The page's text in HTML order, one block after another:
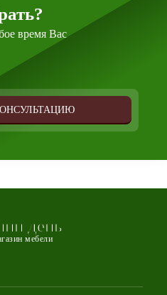
время Вас
день
мебели